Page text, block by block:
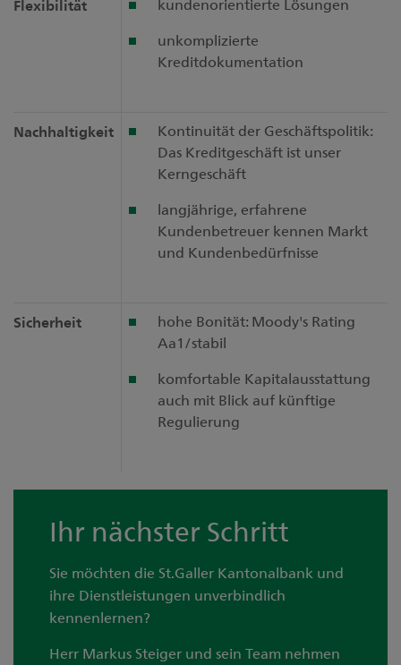
Flexibilität
kundenorientierte Lösungen
unkomplizierte
Kreditdokumentation
Nachhaltigkeit
Kontinuität der Geschäftspolitik:
Das Kreditgeschäft ist unser
Kerngeschäft
langjährige, erfahrene
Kundenbetreuer kennen Markt
und Kundenbedürfnisse
Sicherheit
hohe Bonität: Moody's Rating
Aa1/stabil
komfortable Kapitalausstattung
auch mit Blick auf künftige
Regulierung
Ihr nächster Schritt
Sie möchten die St.Galler Kantonalbank und
ihre Dienstleistungen unverbindlich
kennenlernen?
Herr Markus Steiger und sein Team nehmen